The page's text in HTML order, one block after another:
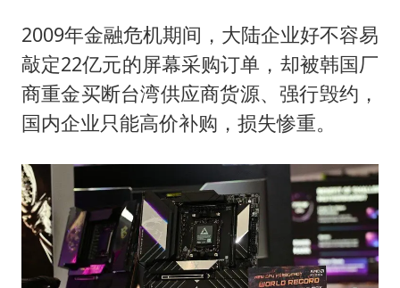
2009年金融危机期间，大陆企业好不容易
敲定22亿元的屏幕采购订单，却被韩国厂
商重金买断台湾供应商货源、强行毁约，
国内企业只能高价补购，损失惨重。